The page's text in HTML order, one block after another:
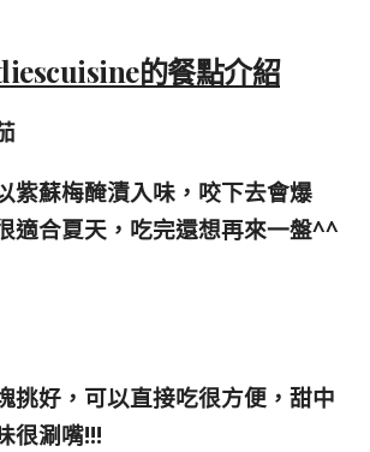
的餐點介紹
紫蘇梅醃漬入味，咬下去會爆
適合夏天，吃完還想再來一盤^^
挑好，可以直接吃很方便，甜中
很涮嘴!!!